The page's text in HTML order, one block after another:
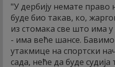
"У дербију немате право
буде био такав, ко,
из стомака све што има
- има веће шансе.
утакмице на спортски
сада, неће да буде судија